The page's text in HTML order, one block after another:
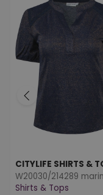
CITYLIFE SHIRTS &
W20030/214289
Shirts & Tops